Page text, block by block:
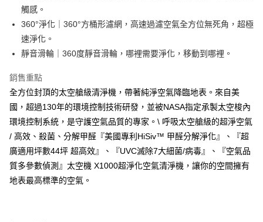
觸感。
360°淨化｜360°方桶形濾網，高速過濾空氣全方位無死角，超極
速淨化。
靜音滑輪｜360度靜音滑輪，哪裡需要淨化，移動到哪裡。
銷售重點
全方位封頂的太空艙級清淨機，帶著純淨空氣降臨地表。來自美
國，超過130年的環境控制技術研發，並被NASA指定承製太空梭內
環境控制系統，是守護空氣品質的專家。\ 呼吸太空艙級的超淨空氣
/ 高效、殺菌、分解甲醛『美國專利HiSiv™ 甲醛分解淨化』、『超
廣適用坪數44坪 超高效』、『UVC滅除7大細菌/病毒』、『空氣品
質多參數偵測』太空機 X1000超淨化空氣清淨機，讓你的空間擁有
地表最高標準的空氣。